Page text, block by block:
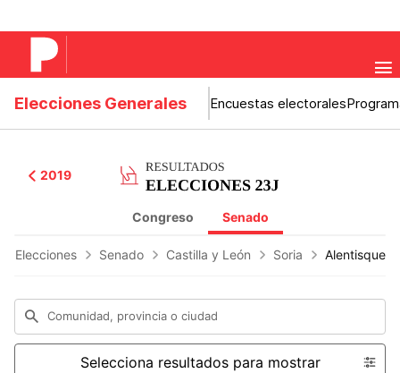
Elecciones Generales Encuestas electorales
2019
Congreso Senado
Elecciones Senado Castilla y León Soria Alentisque
Comunidad, provincia o ciudad
Selecciona resultados para mostrar